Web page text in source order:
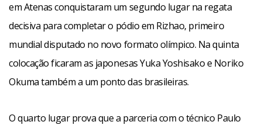
em Atenas conquistaram um segundo lugar na regata
decisiva para completar o pódio em Rizhao, primeiro
mundial disputado no novo formato olímpico. Na quinta
colocação ficaram as japonesas Yuka Yoshisako e Noriko
Okuma também a um ponto das brasileiras.
O quarto lugar prova que a parceria com o técnico Paulo